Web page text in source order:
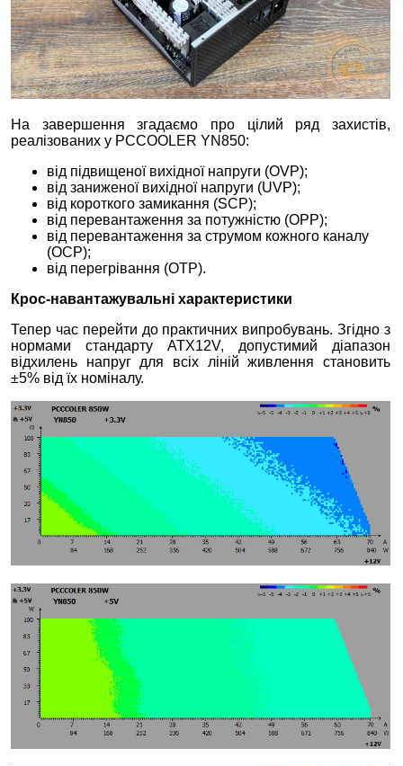
На завершення згадаємо про цілий ряд захистів,
реалізованих у PCCOOLER YN850:
від підвищеної вихідної напруги (OVP);
від заниженої вихідної напруги (UVP);
від короткого замикання (SCP);
від перевантаження за потужністю (OPP);
від перевантаження за струмом кожного каналу
(OCP);
від перегрівання (OTP).
Крос-навантажувальні характеристики
Тепер час перейти до практичних випробувань. Згідно з
нормами стандарту ATX12V, допустимий діапазон
відхилень напруг для всіх ліній живлення становить
±5% від їх номіналу.